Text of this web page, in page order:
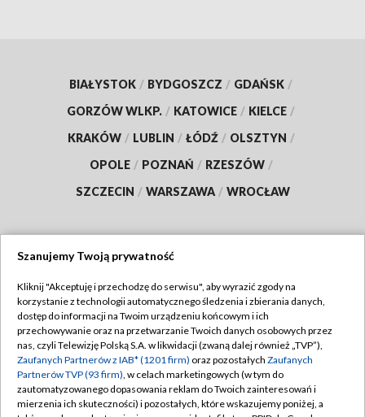
BIAŁYSTOK / BYDGOSZCZ / GDAŃSK /
GORZÓW WLKP. / KATOWICE / KIELCE /
KRAKÓW / LUBLIN / ŁÓDŹ / OLSZTYN /
OPOLE / POZNAŃ / RZESZÓW /
SZCZECIN / WARSZAWA / WROCŁAW
TVP
Abonament TVP
Emisja w TVP
Centrum informacji TVP
Naziemna Telewizja Cyfrowa
Regulamin TVP
Polityka prywatności
Moje zgody
Pomoc
Szanujemy Twoją prywatność
Kliknij "Akceptuję i przechodzę do serwisu", aby wyrazić zgody na
korzystanie z technologii automatycznego śledzenia i zbierania danych,
dostęp do informacji na Twoim urządzeniu końcowym i ich
przechowywanie oraz na przetwarzanie Twoich danych osobowych przez
nas, czyli Telewizję Polską S.A. w likwidacji (zwaną dalej również „TVP”),
Zaufanych Partnerów z IAB* (1201 firm) oraz pozostałych Zaufanych
Partnerów TVP (93 firm), w celach marketingowych (w tym do
zautomatyzowanego dopasowania reklam do Twoich zainteresowań i
mierzenia ich skuteczności) i pozostałych, które wskazujemy poniżej, a